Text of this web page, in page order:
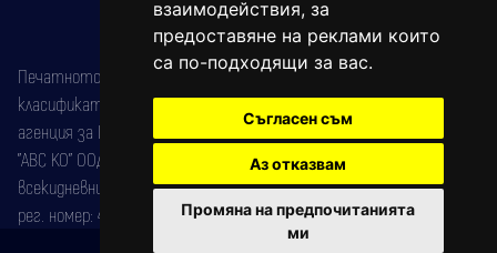
взаимодействия, за
предоставяне на реклами които
са по-подходящи за вас.
Съгласен съм
Аз отказвам
Промяна на предпочитанията
ми
Печатното издание на вестника е регистрирано в националния
класификатор на печатните издания (Българска национална
агенция за ISSN) под номер: ISSN 1312-4722.
"АВС КО" ООД е притежател на марката: Вяра информационен
всекидневник на югозападна България, със свидетелство за марка
рег. номер: 47857/11.05.2004 година.